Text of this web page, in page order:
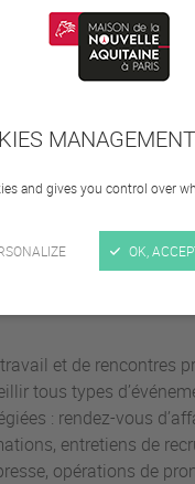
and gives you control over
OK,
pour les
et de rencontres
tous types
: rendez-vous
entretiens de
opérations de